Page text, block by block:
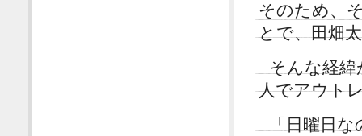
そのため、
とで、田畑
そんな経
人でアウト
「日曜日